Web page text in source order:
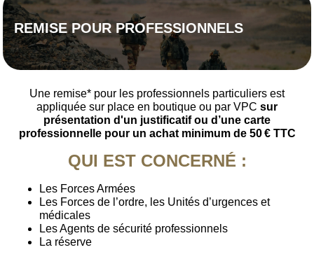
REMISE POUR PROFESSIONNELS
Une remise* pour les professionnels particuliers est
appliquée sur place en boutique ou par VPC sur
présentation d'un justificatif ou d’une carte
professionnelle pour un achat minimum de 50 € TTC
QUI EST CONCERNÉ :
Les Forces Armées
Les Forces de l’ordre, les Unités d’urgences et
médicales
Les Agents de sécurité professionnels
La réserve